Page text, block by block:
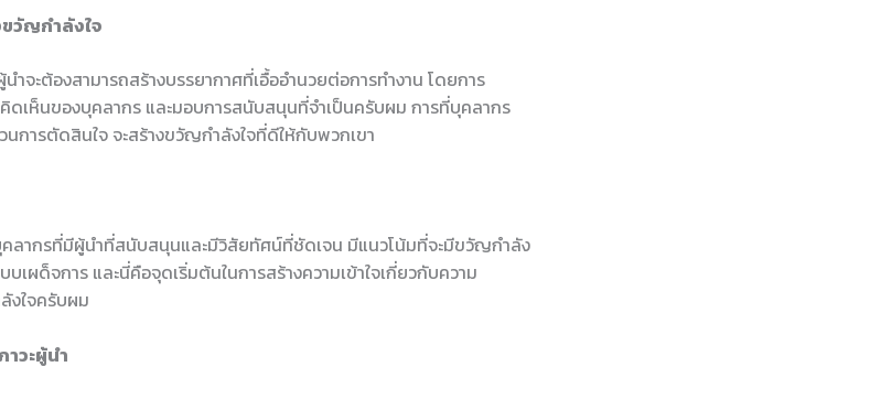
วัญกำลังใจ
ำจะต้องสามารถสร้างบรรยากาศที่เอื้ออำนวยต่อการทำงาน โดยการ
ดเห็นของบุคลากร และมอบการสนับสนุนที่จำเป็นครับผม การที่บุคลากร
นการตัดสินใจ จะสร้างขวัญกำลังใจที่ดีให้กับพวกเขา
ลากรที่มีผู้นำที่สนับสนุนและมีวิสัยทัศน์ที่ชัดเจน มีแนวโน้มที่จะมีขวัญกำลัง
เผด็จการ และนี่คือจุดเริ่มต้นในการสร้างความเข้าใจเกี่ยวกับความ
งใจครับผม
วะผู้นำ